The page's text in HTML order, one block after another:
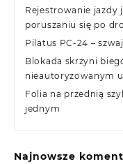
Rejestrowanie jazdy
poruszaniu się po
Pilatus PC-24 –
Blokada skrzyni
nieautoryzowanym
Folia na przednią
jednym
Najnowsze